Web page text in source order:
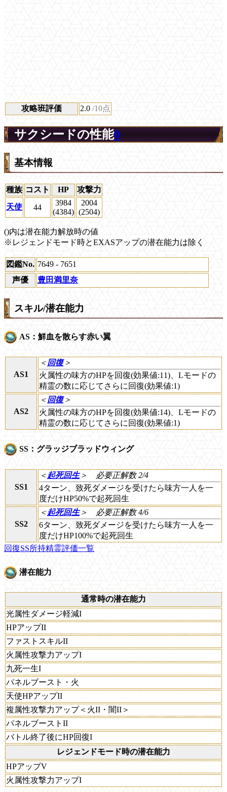
攻略班評価 2.0 /10点
サクシードの性能0
基本情報
種族 コスト HP
攻撃力
天使
44
3984
(4384)
2004
(2504)
()内は潜在能力解放時の値
※レジェンドモード時とEXASアップの潜在能力は除く
図鑑No. 7649 - 7651
声優
豊田満里奈
スキル/潜在能力
AS：鮮血を散らす赤い翼
AS1
＜回復＞
火属性の味方のHPを回復(効果値:11)、Lモードの
精霊の数に応じてさらに回復(効果値:1)
AS2
＜回復＞
火属性の味方のHPを回復(効果値:14)、Lモードの
精霊の数に応じてさらに回復(効果値:1)
SS：グラッジブラッドウィング
SS1
＜ 起死回生＞
必要正解数 2/4
4ターン、致死ダメージを受けたら味方一人を一
度だけHP50%で起死回生
SS2
＜ 起死回生＞
必要正解数 4/6
6ターン、致死ダメージを受けたら味方一人を一
度だけHP100%で起死回生
回復SS所持精霊評価一覧
潜在能力
通常時の潜在能力
光属性ダメージ軽減I
HPアップII
ファストスキルII
火属性攻撃力アップI
九死一生I
パネルブースト・火
天使HPアップII
複属性攻撃力アップ＜火II・闇II＞
パネルブーストII
バトル終了後にHP回復I
レジェンドモード時の潜在能力
HPアップV
火属性攻撃力アップI